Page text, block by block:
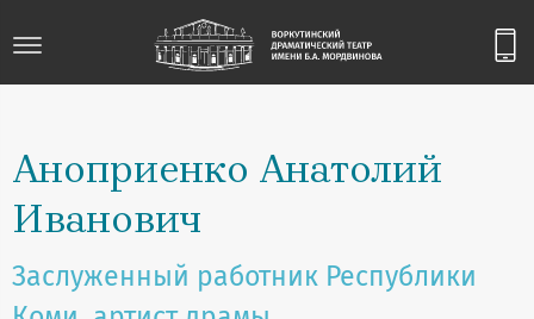
Аноприенко Анатолий
Иванович
Заслуженный работник Республики